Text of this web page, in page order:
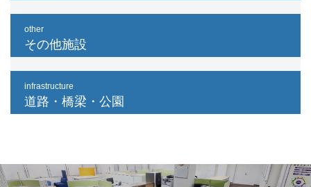
other
その他施設
infrastructure
道路・橋梁・公園